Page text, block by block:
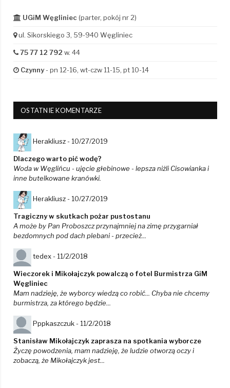
UGiM Węgliniec (parter, pokój nr 2)
ul. Sikorskiego 3, 59-940 Węgliniec
75 77 12 792 w. 44
Czynny- pn 12-16, wt-czw 11-15, pt 10-14
OSTATNIE KOMENTARZE
Herakliusz - 10/27/2019
Dlaczego warto pić wodę?
Woda w Węglińcu - ujęcie głebinowe - lepsza niżli Cisowianka i
inne butelkowane kranówki.
Herakliusz - 10/27/2019
Tragiczny w skutkach pożar pustostanu
A może by Pan Proboszcz przynajmniej na zimę przygarniał
bezdomnych pod dach plebani - przecież...
tedex - 11/2/2018
Wieczorek i Mikołajczyk powalczą o fotel Burmistrza GiM
Węgliniec
Mam nadzieję, że wyborcy wiedzą co robić... Chyba nie chcemy
burmistrza, za którego będzie...
Pppkaszczuk - 11/2/2018
Stanisław Mikołajczyk zaprasza na spotkania wyborcze
Życzę powodzenia, mam nadzieję, że ludzie otworzą oczy i
zobaczą, że Mikołajczyk jest...